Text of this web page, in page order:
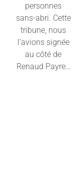
personnes
sans-abri. Cette
tribune, nous
l’avions signée
au côté de
Renaud Payre…